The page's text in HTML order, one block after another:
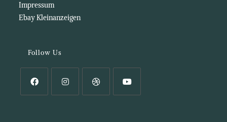
Impressum
Ebay Kleinanzeigen
Follow Us